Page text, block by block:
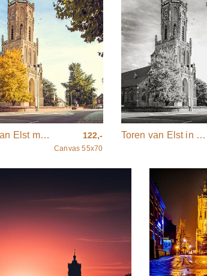
Toren van Elst met de eerste herfstkleuren van het Seizoen. 122,-
Canvas 55x70
Toren van Elst in zwart-wit